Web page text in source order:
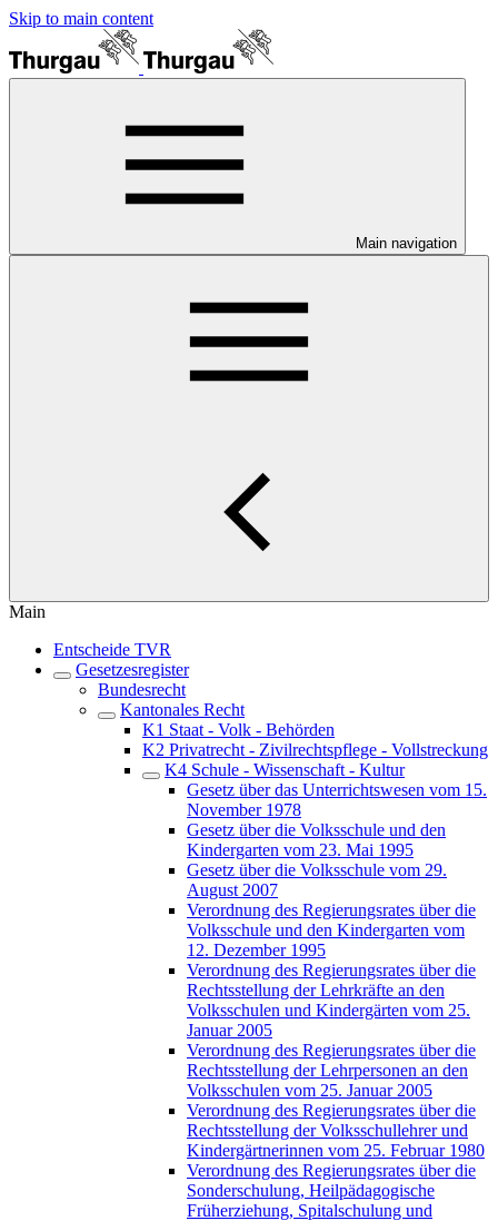
Skip to main content
Main navigation
Main
Entscheide TVR
Gesetzesregister
Bundesrecht
Kantonales Recht
K1 Staat - Volk - Behörden
K2 Privatrecht - Zivilrechtspflege - Vollstreckung
K4 Schule - Wissenschaft - Kultur
Gesetz über das Unterrichtswesen vom 15.
November 1978
Gesetz über die Volksschule und den
Kindergarten vom 23. Mai 1995
Gesetz über die Volksschule vom 29.
August 2007
Verordnung des Regierungsrates über die
Volksschule und den Kindergarten vom
12. Dezember 1995
Verordnung des Regierungsrates über die
Rechtsstellung der Lehrkräfte an den
Volksschulen und Kindergärten vom 25.
Januar 2005
Verordnung des Regierungsrates über die
Rechtsstellung der Lehrpersonen an den
Volksschulen vom 25. Januar 2005
Verordnung des Regierungsrates über die
Rechtsstellung der Volksschullehrer und
Kindergärtnerinnen vom 25. Februar 1980
Verordnung des Regierungsrates über die
Sonderschulung, Heilpädagogische
Früherziehung, Spitalschulung und